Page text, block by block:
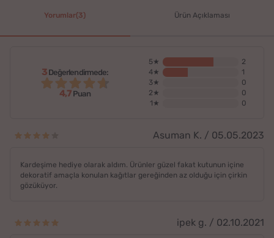
Yorumlar(3) Ürün Açıklaması
3Değerlendirmede:
4,7 Puan
5★
2
4★
1
3★
0
2★
0
1★
0
Asuman K. / 05.05.2023
Kardeşime hediye olarak aldım. Ürünler güzel fakat kutunun içine
dekoratif amaçla konulan kağıtlar gereğinden az olduğu için çirkin
gözüküyor.
ipek g. / 02.10.2021